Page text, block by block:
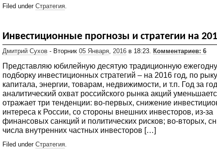
Filed under Стратегия.
Инвестиционные прогнозы и стратегии на
Дмитрий Сухов - Вторник 05 Января 2016 в 18:23. Комментариев: 6
Представляю юбилейную десятую традиционную
подборку инвестиционных стратегий – на 2016 год, по рыку
капитала, энергии, товарам, недвижимости, и т.п. Год за
аналитический охват российского рынка акций
отражает три тенденции: во-первых, снижение
интереса к России, со стороны внешних инвесторов, из-за
финансовых санкций и политических рисков; во-вторых,
числа внутренних частных инвесторов […]
Filed under Стратегия.